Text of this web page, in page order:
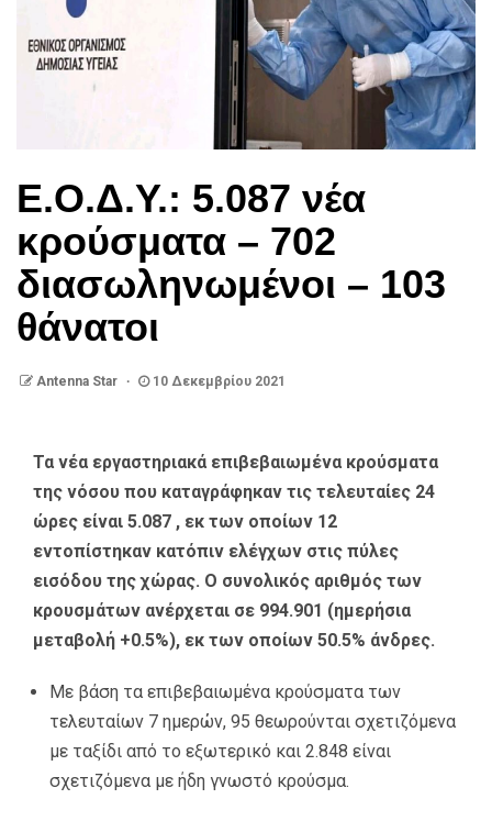
Ε.Ο.Δ.Υ.: 5.087 νέα
κρούσματα – 702
διασωληνωμένοι – 103
θάνατοι
Antenna Star 10 Δεκεμβρίου 2021
Τα νέα εργαστηριακά επιβεβαιωμένα κρούσματα
της νόσου που καταγράφηκαν τις τελευταίες 24
ώρες είναι 5.087 , εκ των οποίων 12
εντοπίστηκαν κατόπιν ελέγχων στις πύλες
εισόδου της χώρας. Ο συνολικός αριθμός των
κρουσμάτων ανέρχεται σε 994.901 (ημερήσια
μεταβολή +0.5%), εκ των οποίων 50.5% άνδρες.
Με βάση τα επιβεβαιωμένα κρούσματα των
τελευταίων 7 ημερών, 95 θεωρούνται σχετιζόμενα
με ταξίδι από το εξωτερικό και 2.848 είναι
σχετιζόμενα με ήδη γνωστό κρούσμα.